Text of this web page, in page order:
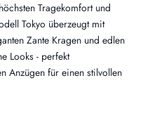
Tragekomfort und
Tokyo überzeugt mit
Zante Kragen und edlen
Looks - perfekt
Anzügen für einen stilvollen